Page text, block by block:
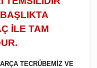
İLE TAM
TECRÜBEMİZ VE